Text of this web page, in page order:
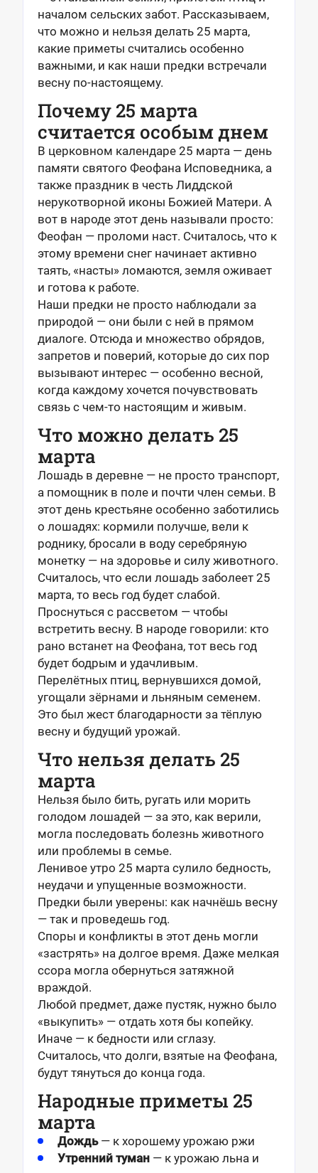
началом сельских забот. Рассказываем,
что можно и нельзя делать 25 марта,
какие приметы считались особенно
важными, и как наши предки встречали
весну по-настоящему.
Почему 25 марта
считается особым днем
В церковном календаре 25 марта — день
памяти святого Феофана Исповедника, а
также праздник в честь Лиддской
нерукотворной иконы Божией Матери. А
вот в народе этот день называли просто:
Феофан — проломи наст. Считалось, что к
этому времени снег начинает активно
таять, «насты» ломаются, земля оживает
и готова к работе.
Наши предки не просто наблюдали за
природой — они были с ней в прямом
диалоге. Отсюда и множество обрядов,
запретов и поверий, которые до сих пор
вызывают интерес — особенно весной,
когда каждому хочется почувствовать
связь с чем-то настоящим и живым.
Что можно делать 25
марта
Лошадь в деревне — не просто транспорт,
а помощник в поле и почти член семьи. В
этот день крестьяне особенно заботились
о лошадях: кормили получше, вели к
роднику, бросали в воду серебряную
монетку — на здоровье и силу животного.
Считалось, что если лошадь заболеет 25
марта, то весь год будет слабой.
Проснуться с рассветом — чтобы
встретить весну. В народе говорили: кто
рано встанет на Феофана, тот весь год
будет бодрым и удачливым.
Перелётных птиц, вернувшихся домой,
угощали зёрнами и льняным семенем.
Это был жест благодарности за тёплую
весну и будущий урожай.
Что нельзя делать 25
марта
Нельзя было бить, ругать или морить
голодом лошадей — за это, как верили,
могла последовать болезнь животного
или проблемы в семье.
Ленивое утро 25 марта сулило бедность,
неудачи и упущенные возможности.
Предки были уверены: как начнёшь весну
— так и проведешь год.
Споры и конфликты в этот день могли
«застрять» на долгое время. Даже мелкая
ссора могла обернуться затяжной
враждой.
Любой предмет, даже пустяк, нужно было
«выкупить» — отдать хотя бы копейку.
Иначе — к бедности или сглазу.
Считалось, что долги, взятые на Феофана,
будут тянуться до конца года.
Народные приметы 25
марта
Дождь— к хорошему урожаю ржи
Утренний туман — к урожаю льна и